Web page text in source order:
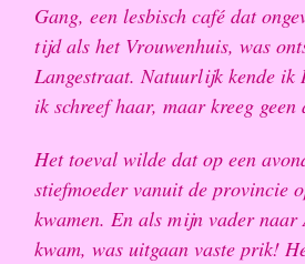
Gang, een lesbisch café dat
tijd als het Vrouwenhuis, was
Langestraat. Natuurlijk kende ik
ik schreef haar, maar kreeg geen
Het toeval wilde dat op een
stiefmoeder vanuit de provincie
kwamen. En als mijn vader naar
kwam, was uitgaan vaste prik!